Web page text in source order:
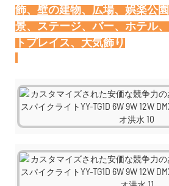
飾、壁の建物、広場、娯楽公
景、ステージ、バー、ホテル